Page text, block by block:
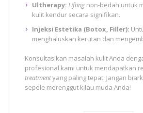
Ultherapy: Lifting non-bedah untuk
kulit kendur secara signifikan.
Injeksi Estetika (Botox, Filler):
menghaluskan kerutan dan
Konsultasikan masalah kulit Anda
profesional kami untuk mendapatkan
treatmentyang paling tepat. Jangan
sepele merenggut kilau muda Anda!